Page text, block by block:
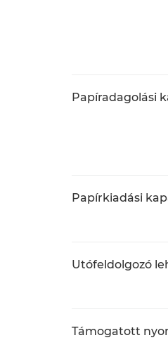
Papíradagolási
Papírkiadási
Utófeldolgozó
Támogatott